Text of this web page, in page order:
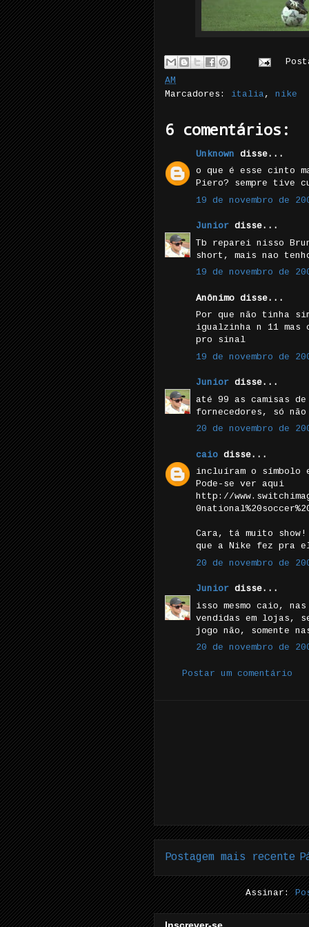
AM
Marcadores: italia , nike
6 comentários:
Unknown disse...
o que é esse cinto
Piero? sempre tive
19 de novembro de
Junior disse...
Tb reparei nisso
short, mais nao
19 de novembro de
Anônimo disse...
Por que não tinha
igualzinha n 11 mas
pro sinal
19 de novembro de
Junior disse...
até 99 as camisas
fornecedores, só
20 de novembro de
caio disse...
incluíram o símbolo
Pode-se ver aqui
http://
Cara, tá muito
que a Nike fez pra
20 de novembro de
Junior disse...
isso mesmo caio,
vendidas em lojas,
jogo não, somente
20 de novembro de
Postar um comentário
Postagem mais recente
Assinar: